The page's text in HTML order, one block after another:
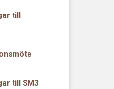
till
till SM3